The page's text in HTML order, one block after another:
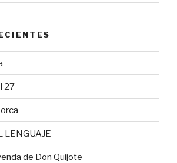
27
LENGUAJE
de Don Quijote